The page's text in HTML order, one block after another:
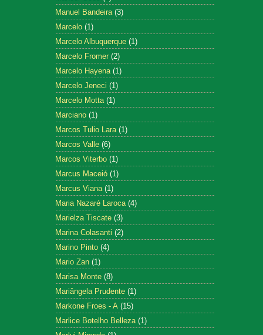
Manuel Bandeira (3)
Marcelo (1)
Marcelo Albuquerque (1)
Marcelo Fromer (2)
Marcelo Hayena (1)
Marcelo Jeneci (1)
Marcelo Motta (1)
Marciano (1)
Marcos Tulio Lara (1)
Marcos Valle (6)
Marcos Viterbo (1)
Marcus Maceió (1)
Marcus Viana (1)
Maria Nazaré Laroca (4)
Marielza Tiscate (3)
Marina Colasanti (2)
Marino Pinto (4)
Mario Zan (1)
Marisa Monte (8)
Mariângela Prudente (1)
Markone Froes - A (15)
Marlice Botelho Belleza (1)